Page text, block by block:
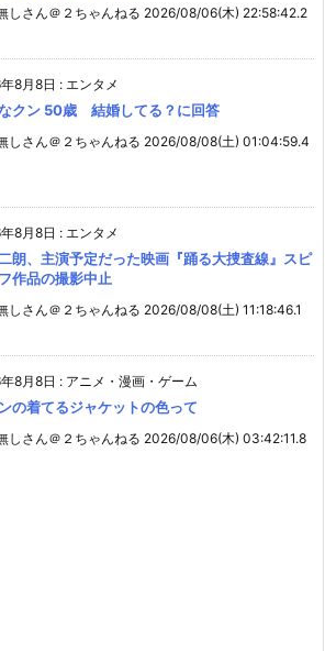
しさん＠２ちゃんねる 2026/08/06(木) 22:58:42.2
8月8日 : エンタメ
クン 50歳 結婚してる？に回答
しさん＠２ちゃんねる 2026/08/08(土) 01:04:59.4
8月8日 : エンタメ
朗、主演予定だった映画『踊る大捜査線』スピ
作品の撮影中止
しさん＠２ちゃんねる 2026/08/08(土) 11:18:46.1
8月8日 : アニメ・漫画・ゲーム
の着てるジャケットの色って
しさん＠２ちゃんねる 2026/08/06(木) 03:42:11.8